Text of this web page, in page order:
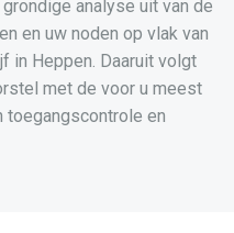
analyse uit van de
en uw noden op vlak van
in Heppen. Daaruit volgt
met de voor u meest
en